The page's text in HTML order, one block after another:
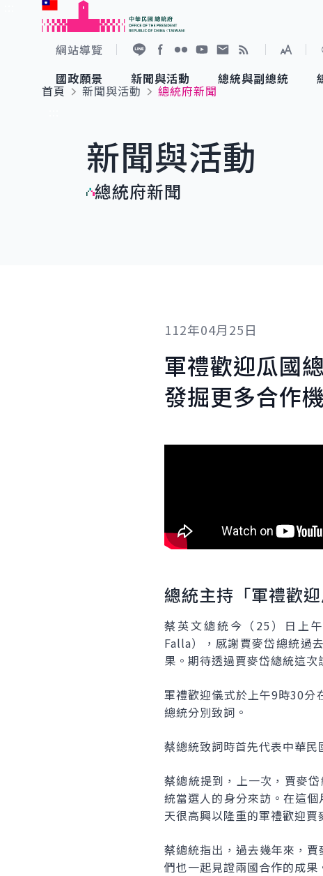
跳到主要內容
網站導覽
展開字
國政願景
國家氣候變遷對策委員會
重要談話
新聞與活動
總統府新聞
影音頻道
總統與副總統
賴清德總統
參觀資訊
首頁
新聞與活動
總統府新聞
新聞與活動
總統府新聞
112年04月25日
軍禮歡迎瓜國
發掘更多合作
總統主持「軍禮歡
蔡英文總統今（25）日上
Falla），感謝賈麥岱總統過
果。期待透過賈麥岱總統這
軍禮歡迎儀式於上午9時30分
總統分別致詞。
蔡總統致詞時首先代表中華
蔡總統提到，上一次，賈麥
統當選人的身分來訪。在這
天很高興以隆重的軍禮歡迎賈
蔡總統指出，過去幾年來，
們也一起見證兩國合作的成果